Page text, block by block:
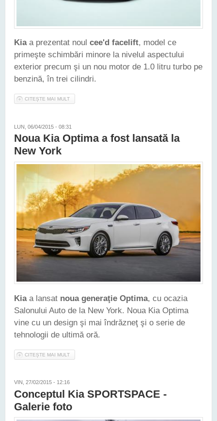
Kiaa prezentat noul cee'd facelift, model ce
primeşte schimbări minore la nivelul aspectului
exterior precum şi un nou motor de 1.0 litru turbo pe
benzină, în trei cilindri.
CITEȘTE MAI MULT
LUN, 06/04/2015 - 08:31
Noua Kia Optima a fost lansată la
New York
Kiaa lansat noua generaţie Optima, cu ocazia
Salonului Auto de la New York. Noua Kia Optima
vine cu un design şi mai îndrăzneţ şi o serie de
tehnologii de ultimă oră.
CITEȘTE MAI MULT
VIN, 27/02/2015 - 12:16
Conceptul Kia SPORTSPACE -
Galerie foto